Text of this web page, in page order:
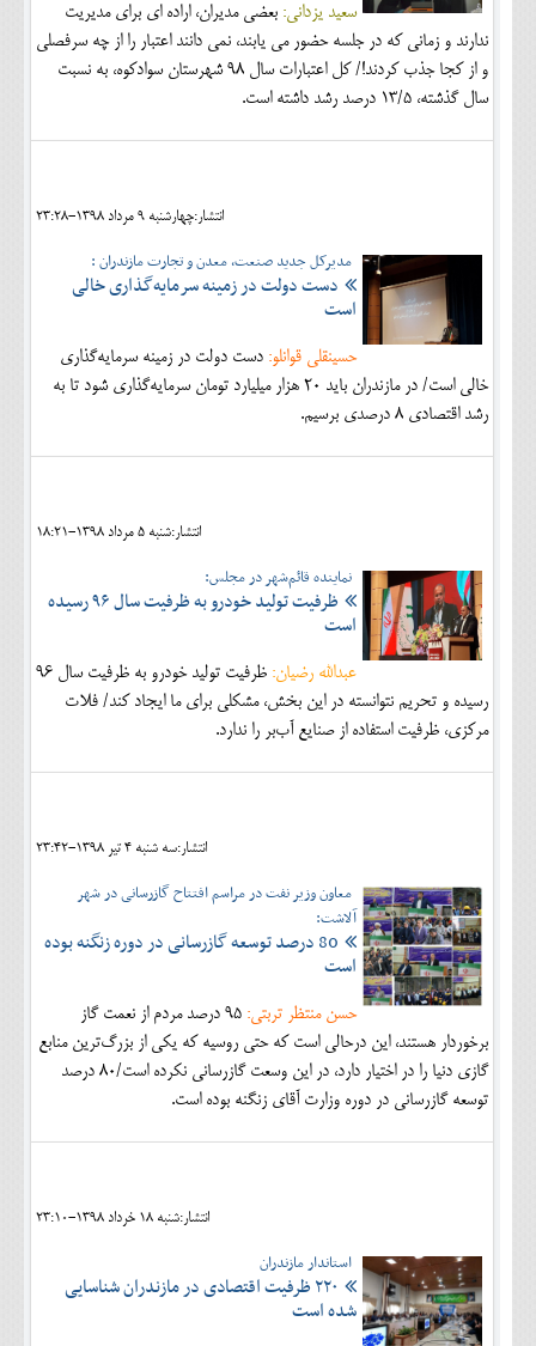
سعید یزدانی: بعضی مدیران، اراده ای برای مدیریت
ندارند و زمانی که در جلسه حضور می یابند، نمی دانند اعتبار را از چه سرفصلی
و از کجا جذب کردند!/ کل اعتبارات سال 98 شهرستان سوادکوه، به نسبت
سال گذشته، 13/5 درصد رشد داشته است.
انتشار:چهارشنبه 9 مرداد 1398-23:28
مدیرکل جدید صنعت، معدن و تجارت مازندران :
دست دولت در زمینه سرمایه‌گذاری خالی
است
حسینقلی قوانلو: دست دولت در زمینه سرمایه‌گذاری
خالی است/ در مازندران باید ۲۰ هزار میلیارد تومان سرمایه‌گذاری شود تا به
رشد اقتصادی 8 درصدی برسیم.
انتشار:شنبه 5 مرداد 1398-18:21
نماینده قائم‌شهر در مجلس:
ظرفیت تولید خودرو به ظرفیت سال ۹۶ رسیده
است
عبدالله رضیان:
ظرفیت تولید خودرو به ظرفیت سال ۹۶
رسیده و تحریم نتوانسته در این بخش، مشکلی برای ما ایجاد کند/ فلات
مرکزی، ظرفیت استفاده از صنایع آب‌بر را ندارد.
انتشار:سه شنبه 4 تير 1398-23:42
معاون وزیر نفت در مراسم افتتاح گازرسانی در شهر
آلاشت:
80 درصد توسعه گازرسانی در دوره زنگنه بوده
است
حسن منتظر تربتی:
95 درصد مردم از نعمت گاز
برخوردار هستند، این درحالی است که حتی روسیه که یکی از بزرگ‌ترین منابع
گازی دنیا را در اختیار دارد، در این وسعت گازرسانی نکرده است/80 درصد
توسعه گازرسانی در دوره وزارت آقای زنگنه بوده است.
انتشار:شنبه 18 خرداد 1398-23:10
استاندار مازندران
۲۲۰ ظرفیت اقتصادی در مازندران شناسایی
شده است